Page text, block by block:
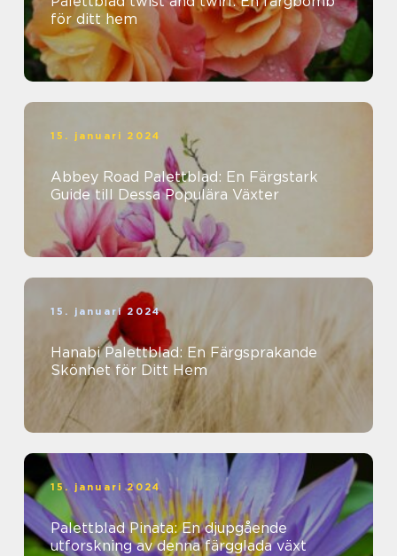
för ditt hem
15. januari 2024
Abbey Road Palettblad: En Färgstark
Guide till Dessa Populära Växter
15. januari 2024
Hanabi Palettblad: En Färgsprakande
Skönhet för Ditt Hem
15. januari 2024
Palettblad Pinata: En djupgående
utforskning av denna färgglada växt